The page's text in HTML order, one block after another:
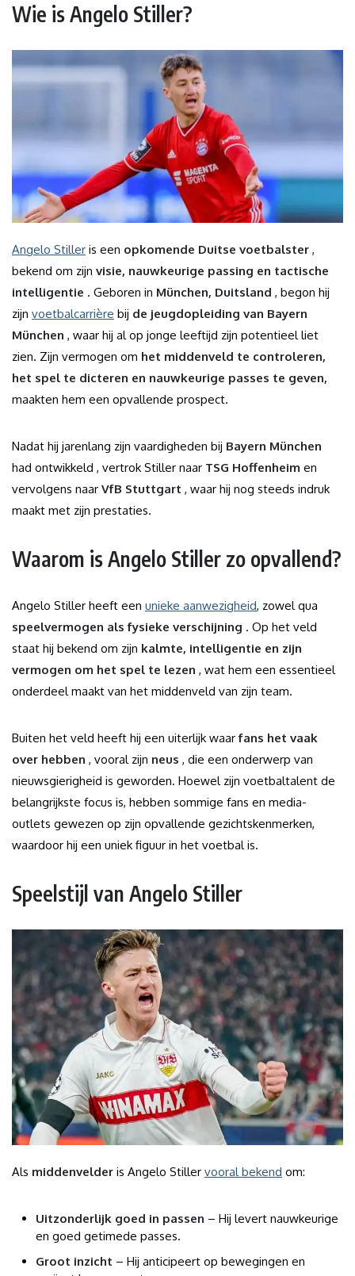
Wie is Angelo Stiller?
Angelo Stiller is een opkomende Duitse voetbalster ,
bekend om zijn visie, nauwkeurige passing en tactische
intelligentie . Geboren in München, Duitsland , begon hij
zijn voetbalcarrière bij de jeugdopleiding van Bayern
München , waar hij al op jonge leeftijd zijn potentieel liet
zien. Zijn vermogen om het middenveld te controleren,
het spel te dicteren en nauwkeurige passes te geven,
maakten hem een ​​opvallende prospect.
Nadat hij jarenlang zijn vaardigheden bij Bayern München
had ontwikkeld , vertrok Stiller naar TSG Hoffenheim en
vervolgens naar VfB Stuttgart , waar hij nog steeds indruk
maakt met zijn prestaties.
Waarom is Angelo Stiller zo opvallend?
Angelo Stiller heeft een unieke aanwezigheid, zowel qua
speelvermogen als fysieke verschijning . Op het veld
staat hij bekend om zijn kalmte, intelligentie en zijn
vermogen om het spel te lezen , wat hem een ​​essentieel
onderdeel maakt van het middenveld van zijn team.
Buiten het veld heeft hij een uiterlijk waarfans het vaak
over hebben , vooral zijn neus , die een onderwerp van
nieuwsgierigheid is geworden. Hoewel zijn voetbaltalent de
belangrijkste focus is, hebben sommige fans en media-
outlets gewezen op zijn opvallende gezichtskenmerken,
waardoor hij een uniek figuur in het voetbal is.
Speelstijl van Angelo Stiller
Als middenvelder is Angelo Stiller vooral bekend om:
Uitzonderlijk goed in passen – Hij levert nauwkeurige
en goed getimede passes.
Groot inzicht – Hij anticipeert op bewegingen en